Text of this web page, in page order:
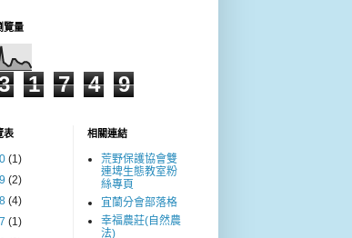
覽量
1 7 4 9
表
(1)
(2)
(4)
(1)
相關連結
荒野保護協會雙
連埤生態教室粉
絲專頁
宜蘭分會部落格
幸福農莊(自然農
法)